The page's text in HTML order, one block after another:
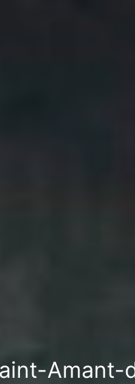
Amant-